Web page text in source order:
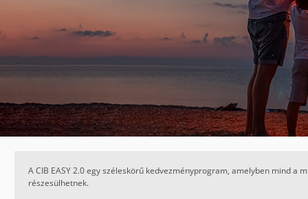
A CIB EASY 2.0 egy széleskörű kedvezményprogram, amelyben mind a
részesülhetnek.